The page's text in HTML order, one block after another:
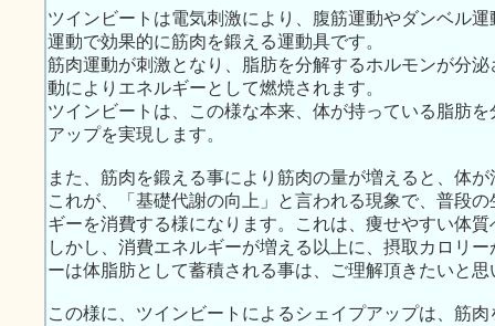
ツインビートは電気刺激により、腹筋運動やダンベル
運動で効果的に筋肉を鍛える運動具です。
筋肉運動が刺激となり、脂肪を分解するホルモンが分
動によりエネルギーとして燃焼されます。
ツインビートは、この様な本来、体が持っている脂肪
アップを実現します。
また、筋肉を鍛える事により筋肉の量が増えると、体
これが、「基礎代謝の向上」と言われる現象で、普段
ギーを消費する様になります。これは、痩せやすい体
しかし、消費エネルギーが増える以上に、摂取カロリ
ーは体脂肪として蓄積される事は、ご理解頂きたいと思
この様に、ツインビートによるシェイプアップは、筋